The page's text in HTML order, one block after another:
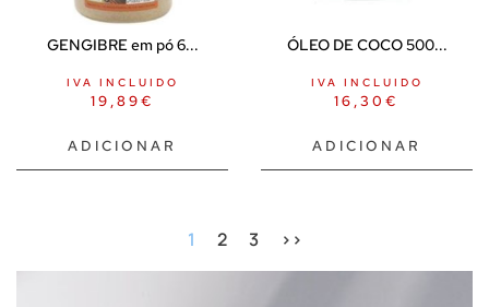
GENGIBRE em pó 6...
19,89€
IVA INCLUIDO
ADICIONAR
ÓLEO DE COCO 500...
16,30 €
IVA INCLUIDO
ADICIONAR
1 2 3 >>